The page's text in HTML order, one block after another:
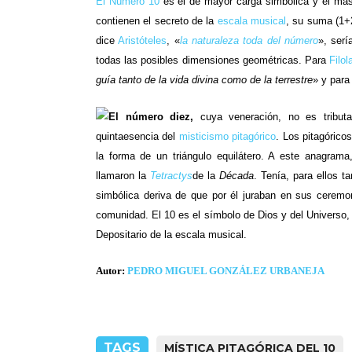
contienen el secreto de la escala musical , su suma
diceAristóteles, «la naturaleza toda del número»,
todas las posibles dimensiones geométricas. Para
guía tanto de la vida divina como de la terrestre» y para
El número diez, cuya veneración, no es
quintaesencia del misticismo pitagórico . Los
la forma de un triángulo equilátero. A este
llamaron la Tetractysde la Década . Tenía, para ellos
simbólica deriva de que por él juraban en sus
comunidad. El 10 es el símbolo de Dios y del
Depositario de la escala musical.
Autor: PEDRO MIGUEL GONZÁLEZ URBANEJA
TAGS MÍSTICA PITAGÓRICA DEL 10